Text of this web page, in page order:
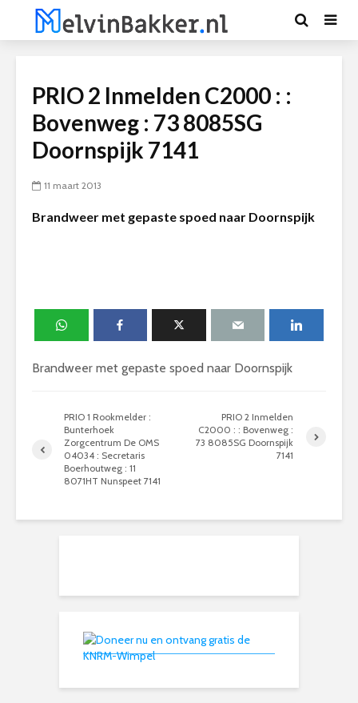
PRIO 2 Inmelden C2000 : :
Bovenweg : 73 8085SG
Doornspijk 7141
11 maart 2013
Brandweer met gepaste spoed naar Doornspijk
Brandweer met gepaste spoed naar Doornspijk
PRIO 1 Rookmelder :
Bunterhoek
Zorgcentrum De OMS
04034 : Secretaris
Boerhoutweg : 11
8071HT Nunspeet 7141
PRIO 2 Inmelden
C2000 : : Bovenweg :
73 8085SG Doornspijk
7141